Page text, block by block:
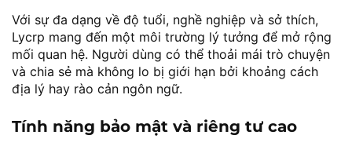
Với sự đa dạng về độ tuổi, nghề nghiệp và sở thích,
Lycrp mang đến một môi trường lý tưởng để mở rộng
mối quan hệ. Người dùng có thể thoải mái trò chuyện
và chia sẻ mà không lo bị giới hạn bởi khoảng cách
địa lý hay rào cản ngôn ngữ.
Tính năng bảo mật và riêng tư cao